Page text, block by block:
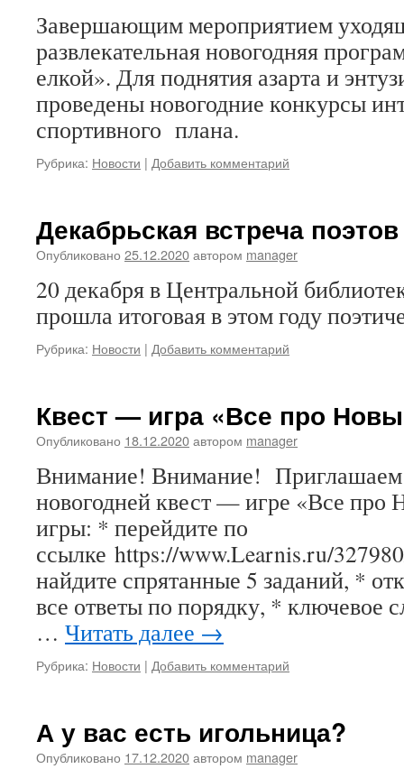
Завершающим мероприятием
развлекательная новогодняя
елкой». Для поднятия азарта и
проведены новогодние конкурсы
спортивного плана.
Рубрика: Новости | Добавить комментарий
Декабрьская встреча поэтов
Опубликовано 25.12.2020автором manager
20 декабря в Центральной
прошла итоговая в этом году
Рубрика: Новости | Добавить комментарий
Квест — игра «Все про
Опубликовано 18.12.2020автором manager
Внимание! Внимание! Приглашаем
новогодней квест — игре «Все про
игры: * перейдите по
ссылке https://www.Learnis.ru/
найдите спрятанные 5 заданий, *
все ответы по порядку, * ключевое
… Читать далее →
Рубрика: Новости | Добавить комментарий
А у вас есть игольница?
Опубликовано 17.12.2020автором manager